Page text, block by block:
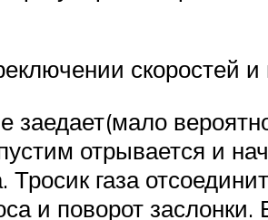
скоростей
отрывается и
газа
и поворот